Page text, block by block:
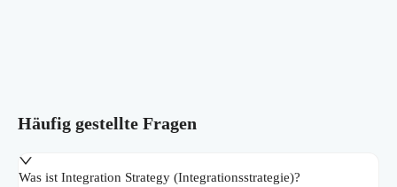
Häufig gestellte Fragen
Was ist Integration Strategy (Integrationsstrategie)?